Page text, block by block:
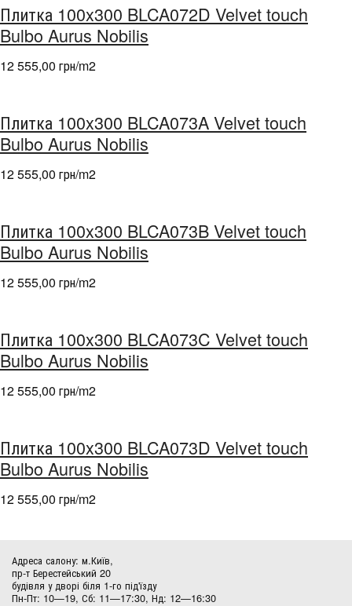
Плитка 100x300 BLCA072D Velvet touch
Bulbo Aurus Nobilis
12 555,00 грн/m2
Плитка 100x300 BLCA073A Velvet touch
Bulbo Aurus Nobilis
12 555,00 грн/m2
Плитка 100x300 BLCA073B Velvet touch
Bulbo Aurus Nobilis
12 555,00 грн/m2
Плитка 100x300 BLCA073C Velvet touch
Bulbo Aurus Nobilis
12 555,00 грн/m2
Плитка 100x300 BLCA073D Velvet touch
Bulbo Aurus Nobilis
12 555,00 грн/m2
Адреса салону: м.Київ,
пр-т Берестейський 20
будівля у дворі біля 1-го під'їзду
Пн-Пт: 10—19, Сб: 11—17:30, Нд: 12—16:30